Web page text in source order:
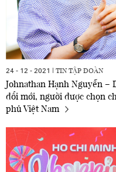
24 - 12 - 2021 | TIN TẬP ĐOÀN
Johnathan Hạnh Nguyễn –
đổi mới, người được chọn
phủ Việt Nam